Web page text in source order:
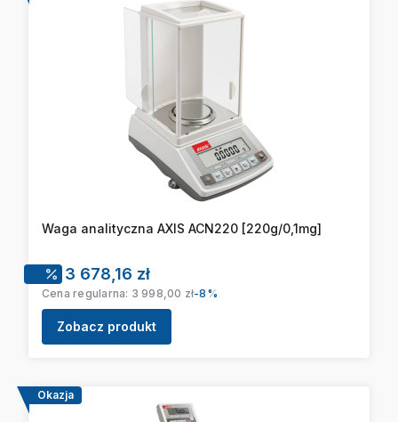
Waga analityczna AXIS ACN220 [220g/0,1mg]
Cena promocyjna
3 678,16 zł
Cena regularna: 3 998,00 zł-8%
Zobacz produkt
Okazja